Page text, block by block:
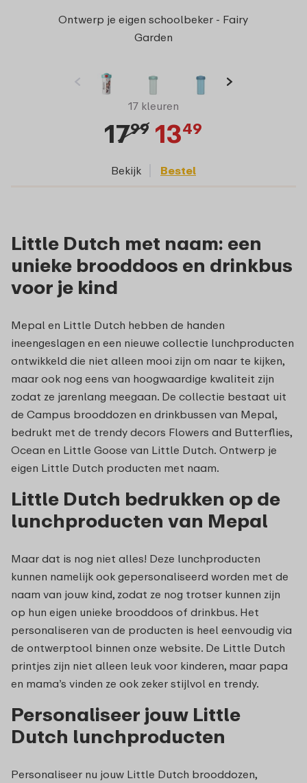
Ontwerp je eigen schoolbeker - Fairy
Garden
17 kleuren
1799 1349
Bekijk Bestel
Little Dutch met naam: een
unieke brooddoos en drinkbus
voor je kind
Mepal en Little Dutch hebben de handen
ineengeslagen en een nieuwe collectie lunchproducten
ontwikkeld die niet alleen mooi zijn om naar te kijken,
maar ook nog eens van hoogwaardige kwaliteit zijn
zodat ze jarenlang meegaan. De collectie bestaat uit
de Campus brooddozen en drinkbussen van Mepal,
bedrukt met de trendy decors Flowers and Butterflies,
Ocean en Little Goose van Little Dutch. Ontwerp je
eigen Little Dutch producten met naam.
Little Dutch bedrukken op de
lunchproducten van Mepal
Maar dat is nog niet alles! Deze lunchproducten
kunnen namelijk ook gepersonaliseerd worden met de
naam van jouw kind, zodat ze nog trotser kunnen zijn
op hun eigen unieke brooddoos of drinkbus. Het
personaliseren van de producten is heel eenvoudig via
de ontwerptool binnen onze website. De Little Dutch
printjes zijn niet alleen leuk voor kinderen, maar papa
en mama’s vinden ze ook zeker stijlvol en trendy.
Personaliseer jouw Little
Dutch lunchproducten
Personaliseer nu jouw Little Dutch brooddozen,